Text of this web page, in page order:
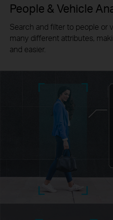
People & Vehicle
Search and filter to people or
many different attributes,
and easier.